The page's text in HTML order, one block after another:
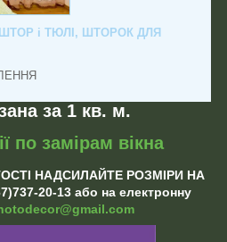
і ТЮЛІ, ШТОРОК ДЛЯ
за 1 кв. м.
по замірам вікна
НАДСИЛАЙТЕ РОЗМІРИ НА
20-13 або на електронну